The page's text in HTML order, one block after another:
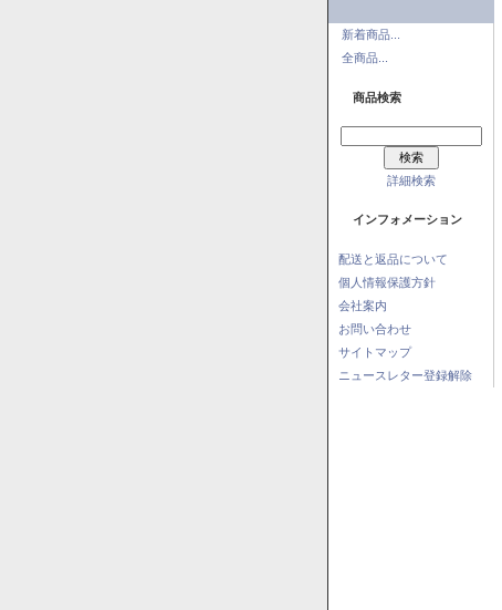
新着商品...
全商品...
商品検索
詳細検索
インフォメーション
配送と返品について
個人情報保護方針
会社案内
お問い合わせ
サイトマップ
ニュースレター登録解除